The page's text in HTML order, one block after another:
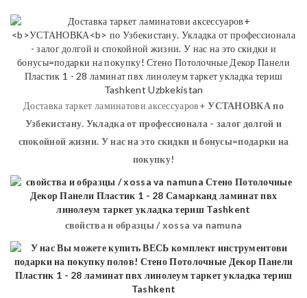
Доставка таркет ламинатови аксессуаров+УСТАНОВКАпо
Узбекистану. Укладка от профессионала - залог долгой и
спокойной жизни. У нас на это скидки и бонусы=подарки на
покупку!
свойства и образцы / xossa va namuna